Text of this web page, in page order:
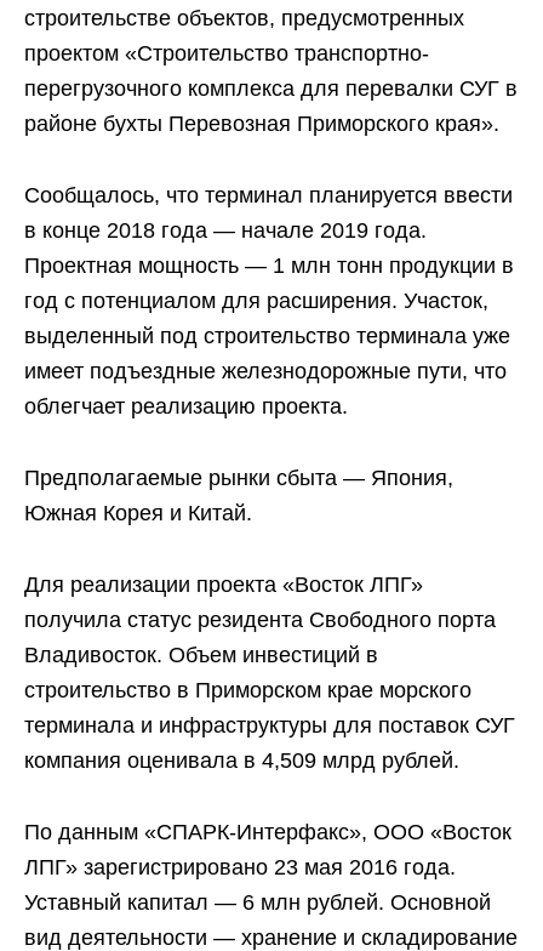
строительстве объектов, предусмотренных
проектом «Строительство транспортно-
перегрузочного комплекса для перевалки СУГ в
районе бухты Перевозная Приморского края».
Сообщалось, что терминал планируется ввести
в конце 2018 года — начале 2019 года.
Проектная мощность — 1 млн тонн продукции в
год с потенциалом для расширения. Участок,
выделенный под строительство терминала уже
имеет подъездные железнодорожные пути, что
облегчает реализацию проекта.
Предполагаемые рынки сбыта — Япония,
Южная Корея и Китай.
Для реализации проекта «Восток ЛПГ»
получила статус резидента Свободного порта
Владивосток. Объем инвестиций в
строительство в Приморском крае морского
терминала и инфраструктуры для поставок СУГ
компания оценивала в 4,509 млрд рублей.
По данным «СПАРК-Интерфакс», ООО «Восток
ЛПГ» зарегистрировано 23 мая 2016 года.
Уставный капитал — 6 млн рублей. Основной
вид деятельности — хранение и складирование